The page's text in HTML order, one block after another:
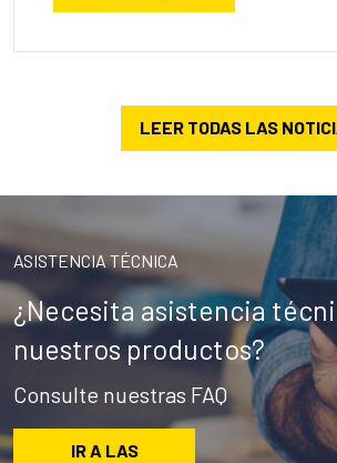
LEER TODAS LAS
ASISTENCIA TÉCNICA
¿Necesita asistencia
nuestros productos?
Consulte nuestras FAQ
IR A LAS